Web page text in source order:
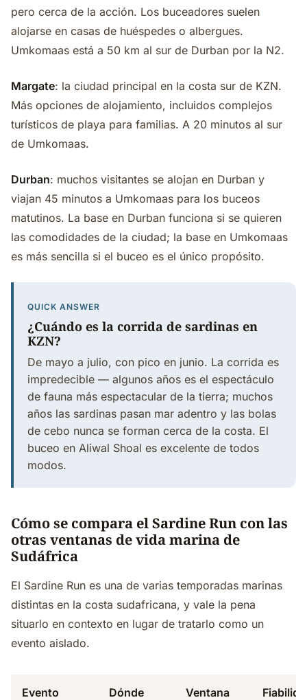
pero cerca de la acción. Los buceadores suelen
alojarse en casas de huéspedes o albergues.
Umkomaas está a 50 km al sur de Durban por la N2.
Margate: la ciudad principal en la costa sur de KZN.
Más opciones de alojamiento, incluidos complejos
turísticos de playa para familias. A 20 minutos al sur
de Umkomaas.
Durban: muchos visitantes se alojan en Durban y
viajan 45 minutos a Umkomaas para los buceos
matutinos. La base en Durban funciona si se quieren
las comodidades de la ciudad; la base en Umkomaas
es más sencilla si el buceo es el único propósito.
QUICK ANSWER
¿Cuándo es la corrida de sardinas en
KZN?
De mayo a julio, con pico en junio. La corrida es
impredecible — algunos años es el espectáculo
de fauna más espectacular de la tierra; muchos
años las sardinas pasan mar adentro y las bolas
de cebo nunca se forman cerca de la costa. El
buceo en Aliwal Shoal es excelente de todos
modos.
Cómo se compara el Sardine Run con las
otras ventanas de vida marina de
Sudáfrica
El Sardine Run es una de varias temporadas marinas
distintas en la costa sudafricana, y vale la pena
situarlo en contexto en lugar de tratarlo como un
evento aislado.
Evento Dónde Ventana